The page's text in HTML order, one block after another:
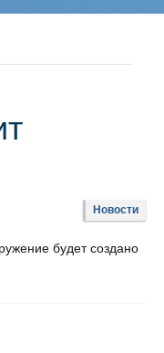
Новости
будет создано